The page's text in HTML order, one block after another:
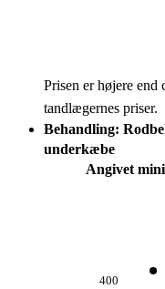
Prisen er højere end
tandlægernes priser.
Behandling:
underkæbe
Angivet
400